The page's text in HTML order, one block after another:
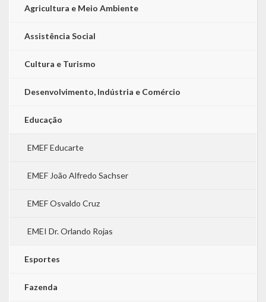
Agricultura e Meio Ambiente
Assistência Social
Cultura e Turismo
Desenvolvimento, Indústria e Comércio
Educação
EMEF Educarte
EMEF João Alfredo Sachser
EMEF Osvaldo Cruz
EMEI Dr. Orlando Rojas
Esportes
Fazenda